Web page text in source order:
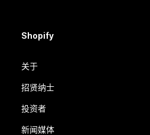
Shopify
关于
招贤纳士
投资者
新闻媒体